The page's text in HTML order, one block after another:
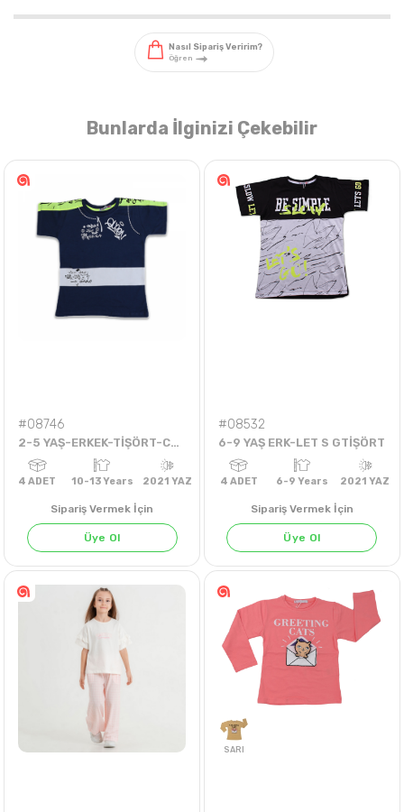
Nasıl Sipariş Veririm?
Bunlarda İlginizi Çekebilir
#08746
2-5 YAŞ-ERKEK-TİŞÖRT-COOL
10-13 Years
Sipariş Vermek İçin
Üye Ol
#08532
6-9 YAŞ ERK-LET S GTİŞÖRT
ADET 6-9 Years
Sipariş Vermek İçin
Üye Ol